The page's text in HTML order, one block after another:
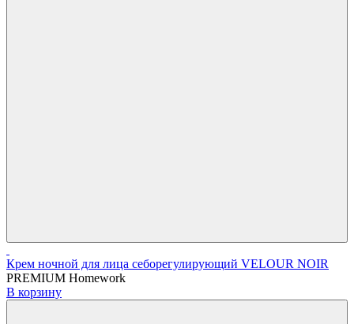
Крем ночной для лица себорегулирующий VELOUR NOIR
PREMIUM Homework
В корзину